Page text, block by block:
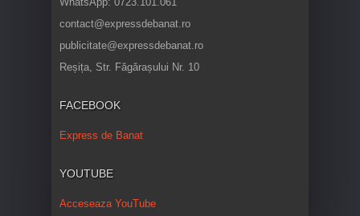
contact@expressdebanat.ro
publicitate@expressdebanat.ro
Reșița, Str. Făgărașului Nr. 10
FACEBOOK
Express de Banat
YOUTUBE
Acceseaza YouTube